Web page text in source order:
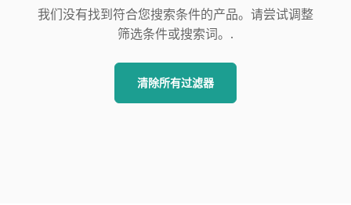
我们没有找到符合您搜索条件的产品。请尝试调整
筛选条件或搜索词。.
清除所有过滤器